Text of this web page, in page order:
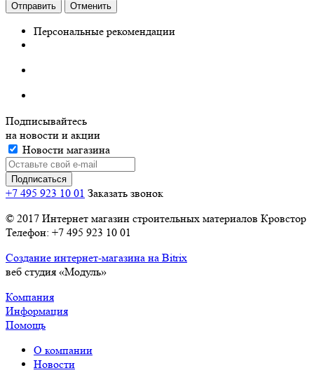
Отправить Отменить
Персональные рекомендации
Подписывайтесь
на новости и акции
Новости магазина
+7 495 923 10 01 Заказать звонок
© 2017 Интернет магазин строительных материалов Кровстор
Телефон: +7 495 923 10 01
Создание интернет-магазина на Bitrix
веб студия «Модуль»
Компания
Информация
Помощь
О компании
Новости